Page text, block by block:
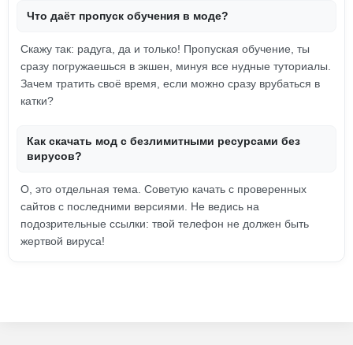
Что даёт пропуск обучения в моде?
Скажу так: радуга, да и только! Пропуская обучение, ты
сразу погружаешься в экшен, минуя все нудные туториалы.
Зачем тратить своё время, если можно сразу врубаться в
катки?
Как скачать мод с безлимитными ресурсами без
вирусов?
О, это отдельная тема. Советую качать с проверенных
сайтов с последними версиями. Не ведись на
подозрительные ссылки: твой телефон не должен быть
жертвой вируса!